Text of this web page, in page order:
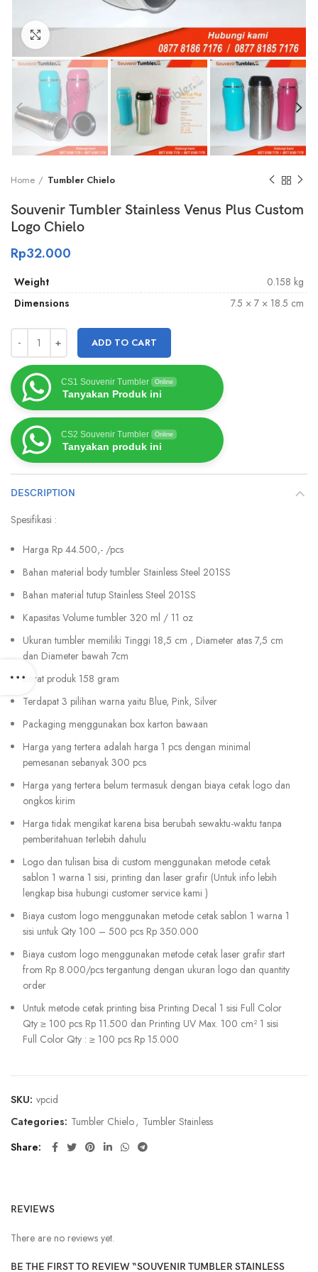
Click to enlarge
Home Tumbler Chielo
Souvenir Tumbler Stainless Venus Plus Custom
Logo Chielo
Rp32.000
Weight
0.158 kg
Dimensions
7.5 × 7 × 18.5 cm
ADD TO CART
CS1 Souvenir Tumbler Online
Tanyakan Produk ini
CS2 Souvenir Tumbler Online
Tanyakan produk ini
DESCRIPTION
Spesifikasi :
Harga Rp 44.500,- /pcs
Bahan material body tumbler Stainless Steel 201SS
Bahan material tutup Stainless Steel 201SS
Kapasitas Volume tumbler 320 ml / 11 oz
Ukuran tumbler memiliki Tinggi 18,5 cm , Diameter atas 7,5 cm
dan Diameter bawah 7cm
Berat produk 158 gram
Terdapat 3 pilihan warna yaitu Blue, Pink, Silver
Packaging menggunakan box karton bawaan
Harga yang tertera adalah harga 1 pcs dengan minimal
pemesanan sebanyak 300 pcs
Harga yang tertera belum termasuk dengan biaya cetak logo dan
ongkos kirim
Harga tidak mengikat karena bisa berubah sewaktu-waktu tanpa
pemberitahuan terlebih dahulu
Logo dan tulisan bisa di custom menggunakan metode cetak
sablon 1 warna 1 sisi, printing dan laser grafir (Untuk info lebih
lengkap bisa hubungi customer service kami )
Biaya custom logo menggunakan metode cetak sablon 1 warna 1
sisi untuk Qty 100 – 500 pcs Rp 350.000
Biaya custom logo menggunakan metode cetak laser grafir start
from Rp 8.000/pcs tergantung dengan ukuran logo dan quantity
order
Untuk metode cetak printing bisa Printing Decal 1 sisi Full Color
Qty ≥ 100 pcs Rp 11.500 dan Printing UV Max. 100 cm² 1 sisi
Full Color Qty : ≥ 100 pcs Rp 15.000
SKU: vpcid
Categories: Tumbler Chielo, Tumbler Stainless
Share
REVIEWS
There are no reviews yet.
BE THE FIRST TO REVIEW “SOUVENIR TUMBLER STAINLESS